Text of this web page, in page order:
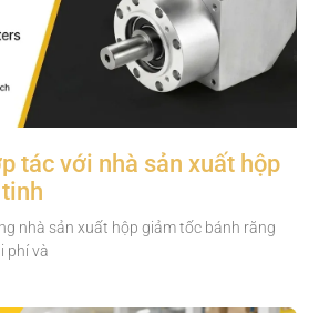
tác với nhà sản xuất hộp
nhà sản xuất hộp giảm tốc bánh răng
phí và